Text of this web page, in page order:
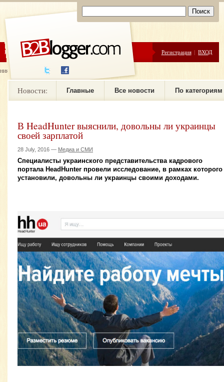
ЦЕНЫ ПОМОЩЬ Регистрация | ВХОД
новостей
Новости: Главные Все новости По категориям
В HeadHunter выяснили, довольны ли украинцы
своей зарплатой
28 July, 2016 — Медиа и СМИ
Специалисты украинского представительства кадрового
портала HeadHunter провели исследование, в рамках которого
установили, довольны ли украинцы своими доходами.